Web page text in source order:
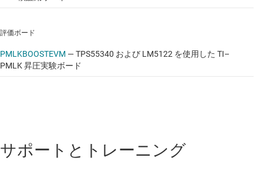
評価ボード
PMLKBOOSTEVM —TPS55340 および LM5122 を使用した TI–
PMLK 昇圧実験ボード
サポートとトレーニング